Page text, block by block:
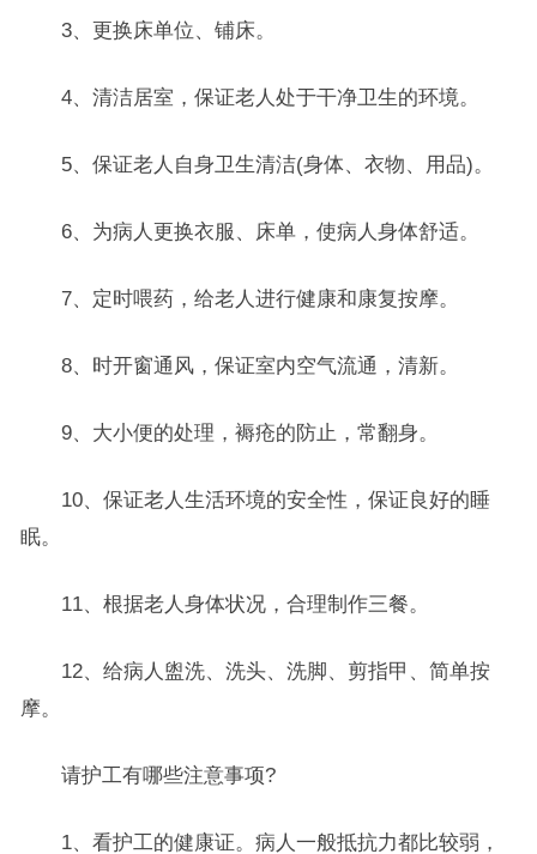
3、更换床单位、铺床。
4、清洁居室，保证老人处于干净卫生的环境。
5、保证老人自身卫生清洁(身体、衣物、用品)。
6、为病人更换衣服、床单，使病人身体舒适。
7、定时喂药，给老人进行健康和康复按摩。
8、时开窗通风，保证室内空气流通，清新。
9、大小便的处理，褥疮的防止，常翻身。
10、保证老人生活环境的安全性，保证良好的睡
眠。
11、根据老人身体状况，合理制作三餐。
12、给病人盥洗、洗头、洗脚、剪指甲、简单按
摩。
请护工有哪些注意事项?
1、看护工的健康证。病人一般抵抗力都比较弱，